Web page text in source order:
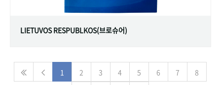
LIETUVOS RESPUBLKOS(브로슈어)
1 2 3 4 5 6 7 8